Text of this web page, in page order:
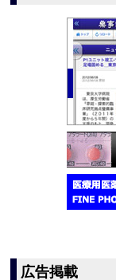
広告掲載